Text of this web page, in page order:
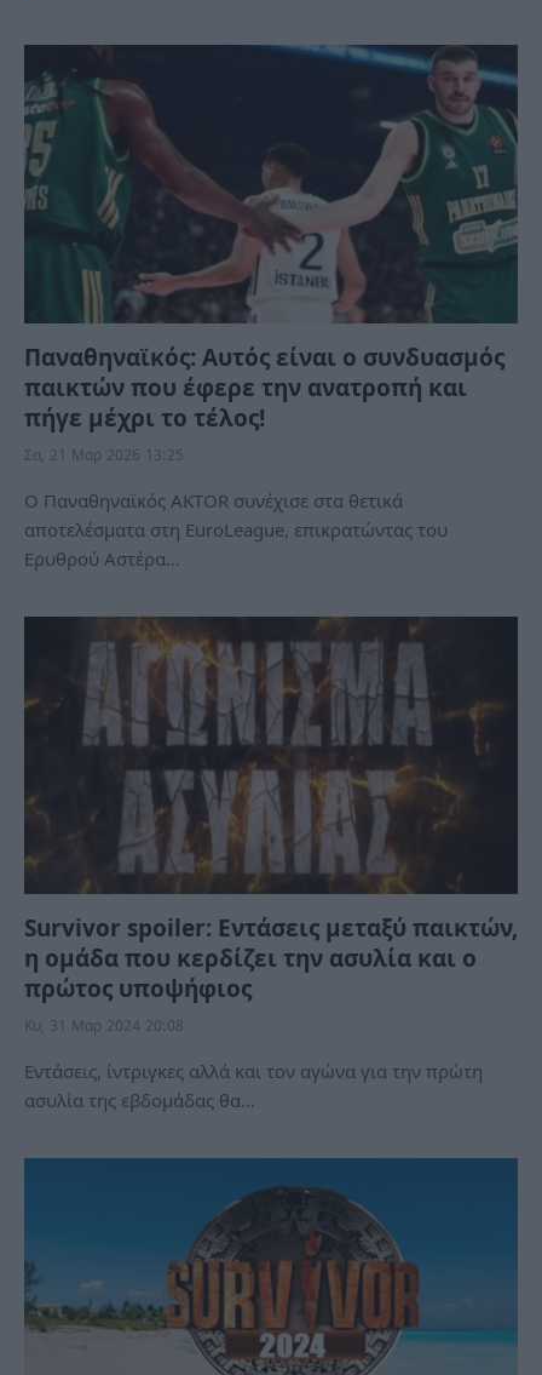
Παναθηναϊκός: Αυτός είναι ο συνδυασμός
παικτών που έφερε την ανατροπή και
πήγε μέχρι το τέλος!
Σα, 21 Μαρ 2026 13:25
Ο Παναθηναϊκός AKTOR συνέχισε στα θετικά
αποτελέσματα στη EuroLeague, επικρατώντας του
Ερυθρού Αστέρα…
Survivor spoiler: Εντάσεις μεταξύ παικτών,
η ομάδα που κερδίζει την ασυλία και ο
πρώτος υποψήφιος
Κυ, 31 Μαρ 2024 20:08
Εντάσεις, ίντριγκες αλλά και τον αγώνα για την πρώτη
ασυλία της εβδομάδας θα…